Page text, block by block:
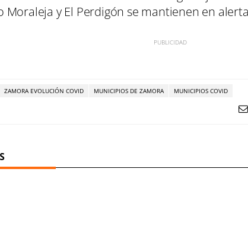
Moraleja y El Perdigón se mantienen en
ZAMORA EVOLUCIÓN COVID MUNICIPIOS DE ZAMORA MUNICIPIOS COVID